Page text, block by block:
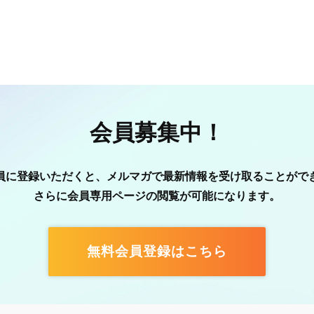
会員募集中！
に登録いただくと、メルマガで最新情報を受け取ることがで
さらに会員専用ページの閲覧が可能になります。
無料会員登録はこちら